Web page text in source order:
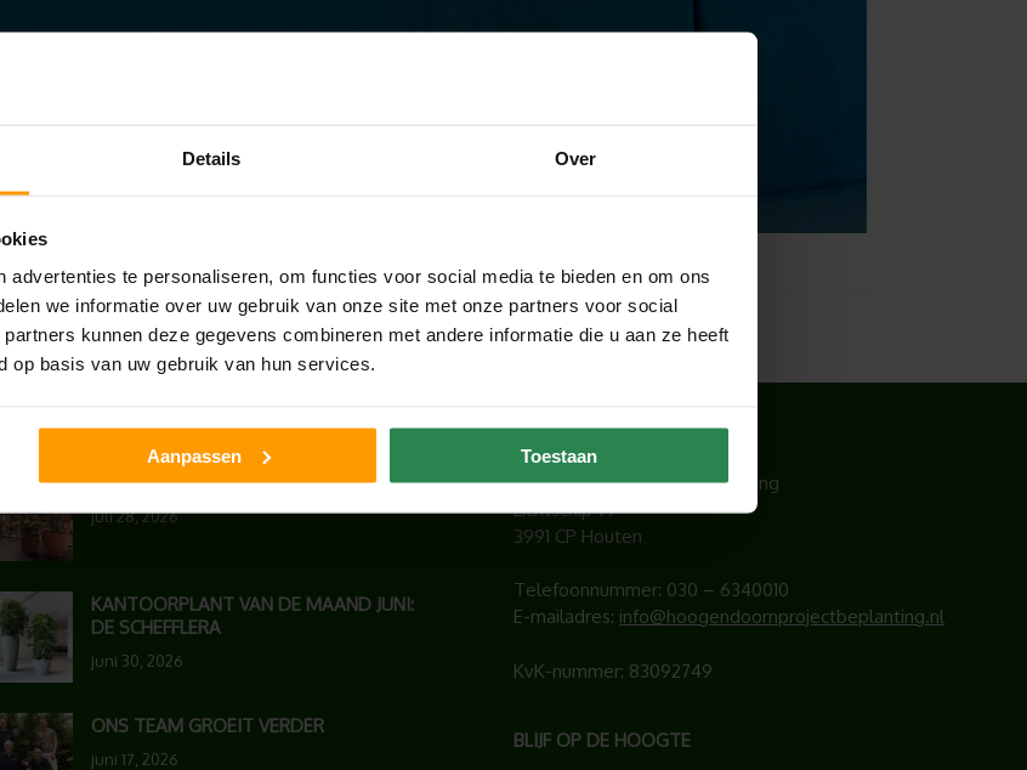
Details Over
advertenties te personaliseren, om functies voor social media te bieden en om ons
we informatie over uw gebruik van onze site met onze partners voor social
kunnen deze gegevens combineren met andere informatie die u aan ze heeft
op basis van uw gebruik van hun services.
Aanpassen Toestaan
NIEUWS
UNION HOUSE UTRECHT
juli 28, 2026
KANTOORPLANT VAN DE MAAND JUNI:
DE SCHEFFLERA
juni 30, 2026
ONS TEAM GROEIT VERDER
juni 17, 2026
CONTACT
Hoogendoorn Projectbeplanting
Lichtschip 77
3991 CP Houten
Telefoonnummer: 030 – 6340010
E-mailadres: info@hoogendoornprojectbeplanting.nl
KvK-nummer: 83092749
BLIJF OP DE HOOGTE